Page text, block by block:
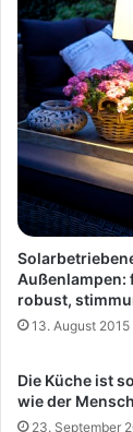
Außenlampen:
robust,
13. August 2015
Die Küche ist
wie der
23. September